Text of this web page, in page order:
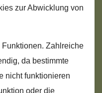
zur Abwicklung von
Zahlreiche
da bestimmte
nicht funktionieren
oder die